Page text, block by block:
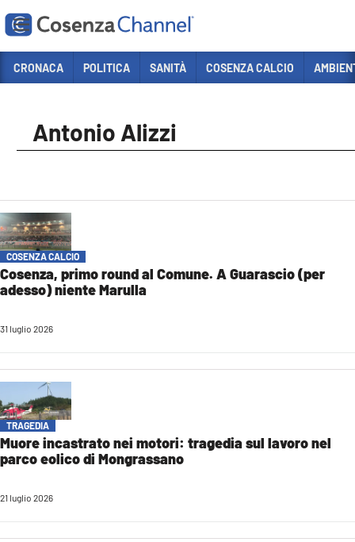
CRONACA
POLITICA
ECONOMIA E LAVORO
ITALIA MONDO
SANITÀ
SPORT
CULTURA
Streaming
LAC TV
LAC NETWORK
CRONACA POLITICA SANITÀ COSENZA CALCIO
Antonio Alizzi
COSENZA CALCIO
Cosenza, primo round al Comune. A Guarascio (per
adesso) niente Marulla
31 luglio 2026
TRAGEDIA
Muore incastrato nei motori: tragedia sul lavoro nel
parco eolico di Mongrassano
21 luglio 2026